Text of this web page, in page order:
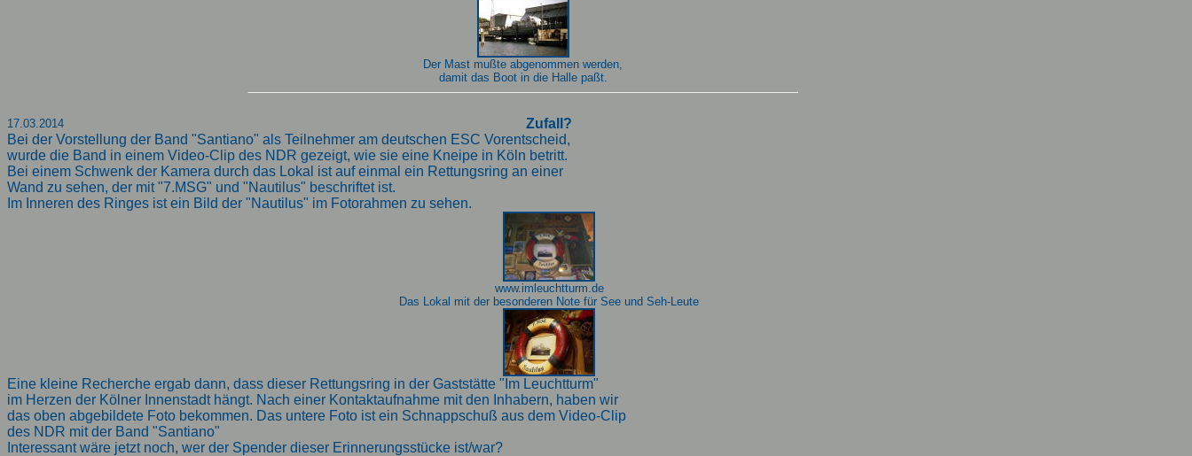
Der Mast mußte abgenommen werden,
damit das Boot in die Halle paßt.
17.03.2014
Zufall?
Bei der Vorstellung der Band "Santiano" als Teilnehmer am deutschen ESC Vorentscheid,
wurde die Band in einem Video-Clip des NDR gezeigt, wie sie eine Kneipe in Köln betritt.
Bei einem Schwenk der Kamera durch das Lokal ist auf einmal ein Rettungsring an einer
Wand zu sehen, der mit "7.MSG" und "Nautilus" beschriftet ist.
Im Inneren des Ringes ist ein Bild der "Nautilus" im Fotorahmen zu sehen.
www.imleuchtturm.de
Das Lokal mit der besonderen Note für See und Seh-Leute
Eine kleine Recherche ergab dann, dass dieser Rettungsring in der Gaststätte "Im Leuchtturm"
im Herzen der Kölner Innenstadt hängt. Nach einer Kontaktaufnahme mit den Inhabern, haben wir
das oben abgebildete Foto bekommen. Das untere Foto ist ein Schnappschuß aus dem Video-Clip
des NDR mit der Band "Santiano"
Interessant wäre jetzt noch, wer der Spender dieser Erinnerungsstücke ist/war?